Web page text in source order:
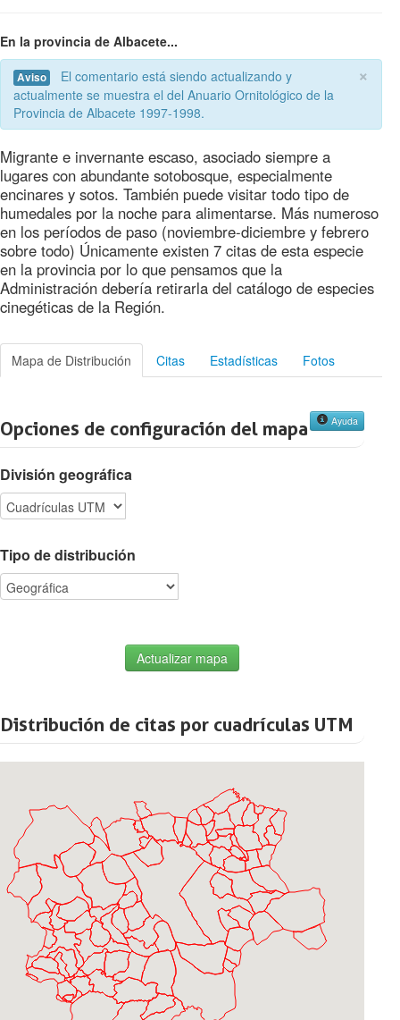
En la provincia de Albacete...
×
Aviso
actualmente se muestra el del Anuario Ornitológico de la
Provincia de Albacete 1997-1998.
Migrante e invernante escaso, asociado siempre a
lugares con abundante sotobosque, especialmente
encinares y sotos. También puede visitar todo tipo de
humedales por la noche para alimentarse. Más numeroso
en los períodos de paso (noviembre-diciembre y febrero
sobre todo) Únicamente existen 7 citas de esta especie
en la provincia por lo que pensamos que la
Administración debería retirarla del catálogo de especies
cinegéticas de la Región.
Mapa de Distribución Citas Estadísticas Fotos
Opciones de configuración del mapa Ayuda
División geográfica
Tipo de distribución
Actualizar mapa
Distribución de citas por cuadrículas UTM